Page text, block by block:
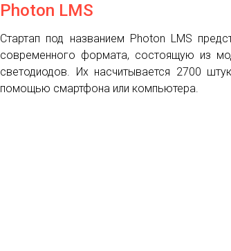
Photon LMS
Стартап под названием Photon LMS
современного формата, состоящую из
светодиодов. Их насчитывается 2700
помощью смартфона или компьютера.